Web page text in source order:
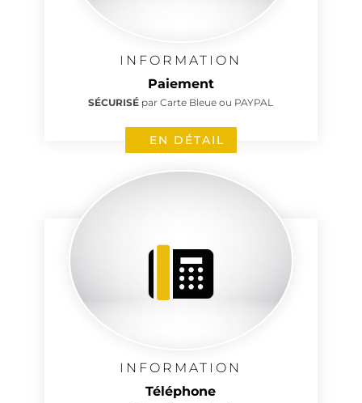
INFORMATION
Paiement
SÉCURISÉ par Carte Bleue ou PAYPAL
EN DÉTAIL
INFORMATION
Téléphone